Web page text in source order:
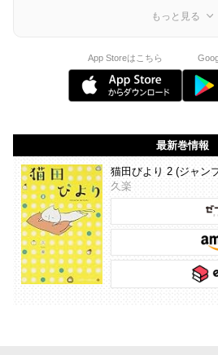
もっと見る
App Storeはこちら
最新巻情報
猫田びより 2 (ジャン
久楽